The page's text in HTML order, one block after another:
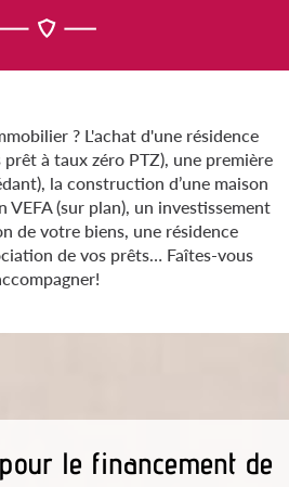
? L'achat d'une résidence
à taux zéro PTZ), une première
la construction d’une maison
VEFA (sur plan), un investissement
de votre biens, une résidence
de vos prêts… Faîtes-vous
le financement de